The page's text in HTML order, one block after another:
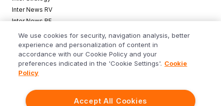
Inter News RV
Inter News RF
Top Funds
Baixe o app
We use cookies for security, navigation analysis, better
experience and personalization of content in
accordance with our Cookie Policy and your
preferences indicated in the 'Cookie Settings'. Cookie
Policy
Accept All Cookies